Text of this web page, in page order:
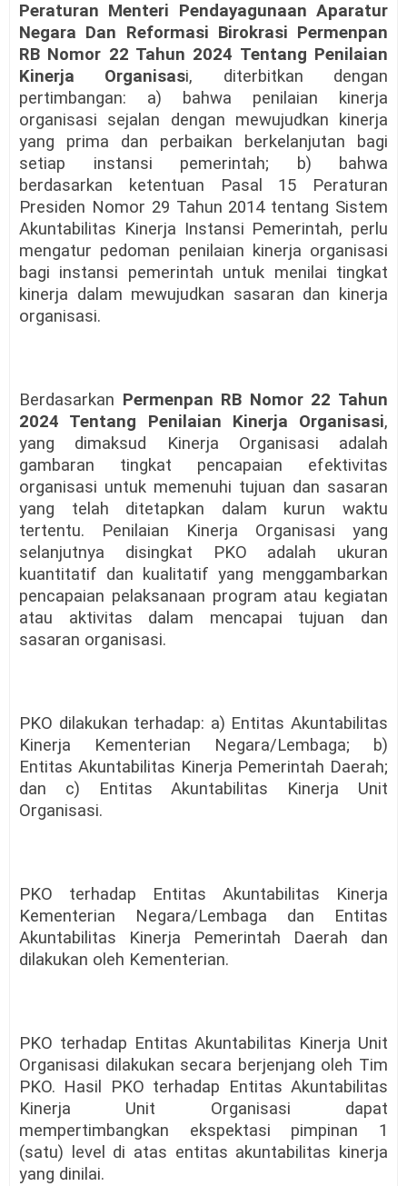
Peraturan Menteri Pendayagunaan Aparatur
Negara Dan Reformasi Birokrasi Permenpan
RB Nomor 22 Tahun 2024 Tentang Penilaian
Kinerja Organisasi, diterbitkan dengan
pertimbangan: a) bahwa penilaian kinerja
organisasi sejalan dengan mewujudkan kinerja
yang prima dan perbaikan berkelanjutan bagi
setiap instansi pemerintah; b) bahwa
berdasarkan ketentuan Pasal 15 Peraturan
Presiden Nomor 29 Tahun 2014 tentang Sistem
Akuntabilitas Kinerja Instansi Pemerintah, perlu
mengatur pedoman penilaian kinerja organisasi
bagi instansi pemerintah untuk menilai tingkat
kinerja dalam mewujudkan sasaran dan kinerja
organisasi.
Berdasarkan Permenpan RB Nomor 22 Tahun
2024 Tentang Penilaian Kinerja Organisasi,
yang dimaksud Kinerja Organisasi adalah
gambaran tingkat pencapaian efektivitas
organisasi untuk memenuhi tujuan dan sasaran
yang telah ditetapkan dalam kurun waktu
tertentu. Penilaian Kinerja Organisasi yang
selanjutnya disingkat PKO adalah ukuran
kuantitatif dan kualitatif yang menggambarkan
pencapaian pelaksanaan program atau kegiatan
atau aktivitas dalam mencapai tujuan dan
sasaran organisasi.
PKO dilakukan terhadap: a) Entitas Akuntabilitas
Kinerja Kementerian Negara/Lembaga; b)
Entitas Akuntabilitas Kinerja Pemerintah Daerah;
dan c) Entitas Akuntabilitas Kinerja Unit
Organisasi.
PKO terhadap Entitas Akuntabilitas Kinerja
Kementerian Negara/Lembaga dan Entitas
Akuntabilitas Kinerja Pemerintah Daerah dan
dilakukan oleh Kementerian.
PKO terhadap Entitas Akuntabilitas Kinerja Unit
Organisasi dilakukan secara berjenjang oleh Tim
PKO. Hasil PKO terhadap Entitas Akuntabilitas
Kinerja Unit Organisasi dapat
mempertimbangkan ekspektasi pimpinan 1
(satu) level di atas entitas akuntabilitas kinerja
yang dinilai.